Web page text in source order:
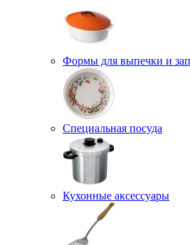
Формы для выпечки и
Специальная посуда
Кухонные аксессуары